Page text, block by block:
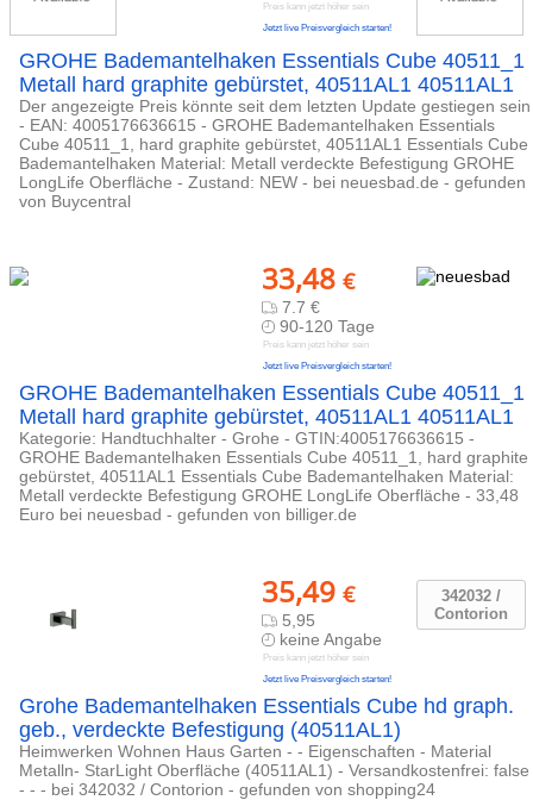
Preis kann jetzt höher sein
Jetzt live Preisvergleich starten!
GROHE Bademantelhaken Essentials Cube 40511_1
Metall hard graphite gebürstet, 40511AL1 40511AL1
Der angezeigte Preis könnte seit dem letzten Update gestiegen sein
- EAN: 4005176636615 - GROHE Bademantelhaken Essentials
Cube 40511_1, hard graphite gebürstet, 40511AL1 Essentials Cube
Bademantelhaken Material: Metall verdeckte Befestigung GROHE
LongLife Oberfläche - Zustand: NEW - bei neuesbad.de - gefunden
von Buycentral
33,48 €
7.7 €
90-120 Tage
Preis kann jetzt höher sein
Jetzt live Preisvergleich starten!
GROHE Bademantelhaken Essentials Cube 40511_1
Metall hard graphite gebürstet, 40511AL1 40511AL1
Kategorie: Handtuchhalter - Grohe - GTIN:4005176636615 -
GROHE Bademantelhaken Essentials Cube 40511_1, hard graphite
gebürstet, 40511AL1 Essentials Cube Bademantelhaken Material:
Metall verdeckte Befestigung GROHE LongLife Oberfläche - 33,48
Euro bei neuesbad - gefunden von billiger.de
342032 /
Contorion
35,49 €
5,95
keine Angabe
Preis kann jetzt höher sein
Jetzt live Preisvergleich starten!
Grohe Bademantelhaken Essentials Cube hd graph.
geb., verdeckte Befestigung (40511AL1)
Heimwerken Wohnen Haus Garten - - Eigenschaften - Material
Metalln- StarLight Oberfläche (40511AL1) - Versandkostenfrei: false
- - - bei 342032 / Contorion - gefunden von shopping24